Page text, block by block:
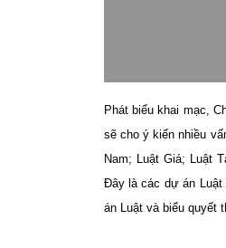
Phát biểu khai mạc,
sẽ cho ý kiến nhiều
Nam; Luật Giá; Luật
Đây là các dự án
án Luật và biểu quyết